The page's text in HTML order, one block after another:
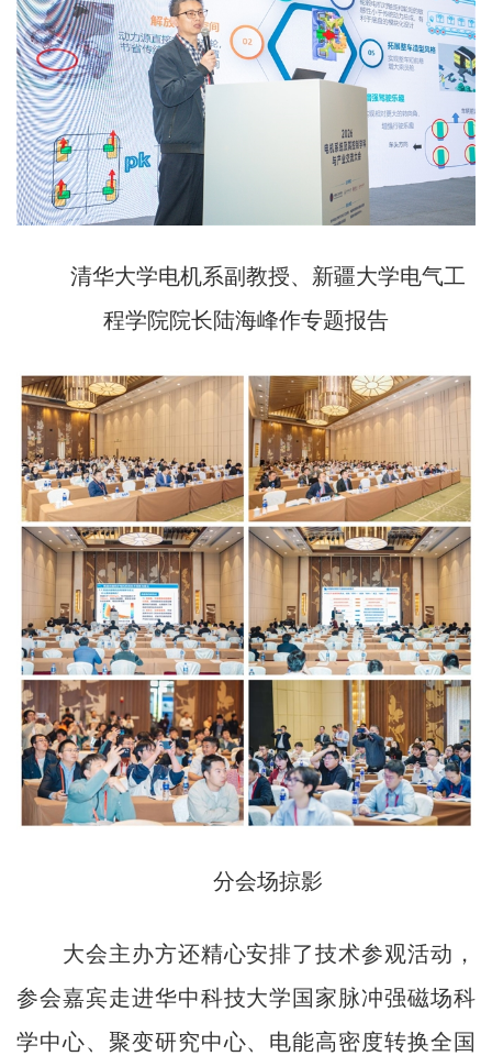
清华大学电机系副教授、新疆大学电气工
程学院院长陆海峰作专题报告
分会场掠影
大会主办方还精心安排了技术参观活动，
参会嘉宾走进华中科技大学国家脉冲强磁场科
学中心、聚变研究中心、电能高密度转换全国